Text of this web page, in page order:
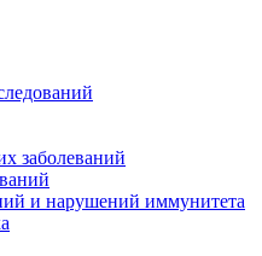
заболеваний
и нарушений иммунитета